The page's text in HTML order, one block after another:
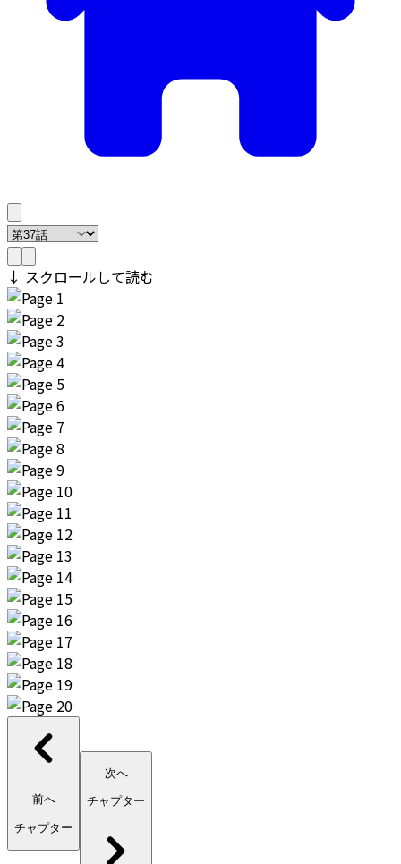
↓ スクロールして読む
前へ
チャプター
次へ
チャプター